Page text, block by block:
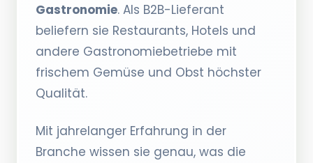
Gastronomie. Als B2B-Lieferant
beliefern sie Restaurants, Hotels und
andere Gastronomiebetriebe mit
frischem Gemüse und Obst höchster
Qualität.
Mit jahrelanger Erfahrung in der
Branche wissen sie genau, was die